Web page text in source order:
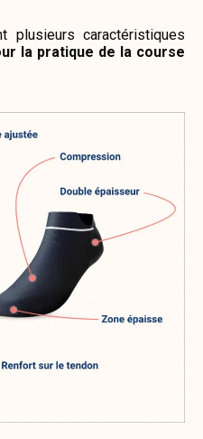
plusieurs caractéristiques
la pratique de la course